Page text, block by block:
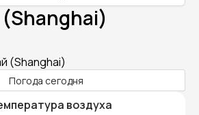
(Shanghai)
Погода сегодня
воздуха